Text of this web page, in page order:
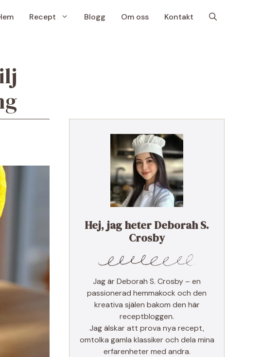
Recept Blogg Om oss Kontakt
Hej, jag heter Deborah S.
Crosby
Jag är Deborah S. Crosby – en
passionerad hemmakock och den
kreativa själen bakom den här
receptbloggen.
Jag älskar att prova nya recept,
omtolka gamla klassiker och dela mina
erfarenheter med andra.